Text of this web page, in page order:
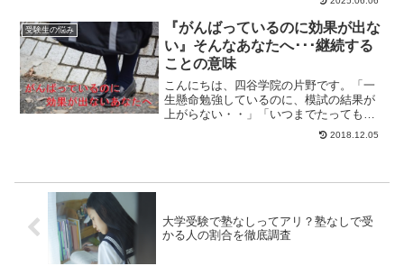
受験生の悩み
『がんばっているのに効果が出な
い』そんなあなたへ･･･継続する
ことの意味
こんにちは、四谷学院の片野です。「一
生懸命勉強しているのに、模試の結果が
上がらない・・」「いつまでたっても、
問題が解けるようにならない・・」がん
2018.12.05
大学受験で塾なしってアリ？塾なしで受
かる人の割合を徹底調査